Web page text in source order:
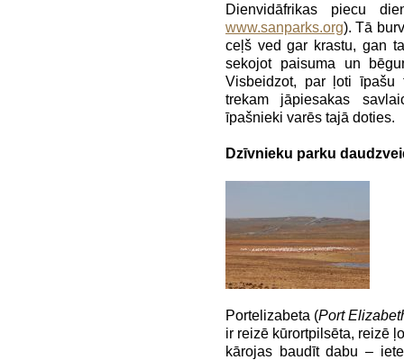
Dienvidāfrikas piecu
www.sanparks.org). Tā
ceļš ved gar krastu, gan
sekojot paisuma un
Visbeidzot, par ļoti īpašu
trekam jāpiesakas
īpašnieki varēs tajā doties.
Dzīvnieku parku
Portelizabeta (Port
ir reizē kūrortpilsēta, reizē
kārojas baudīt dabu –